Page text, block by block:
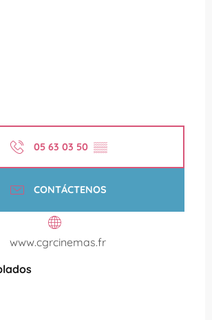
05 63 03 50 ▒▒
CONTÁCTENOS
www.cgrcinemas.fr